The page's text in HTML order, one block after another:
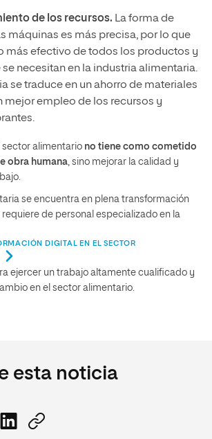
de los recursos. La forma de
máquinas es más precisa, por lo que
más efectivo de todos los productos y
se necesitan en la industria alimentaria.
se traduce en un ahorro de materiales
mejor empleo de los recursos y
sector alimentario no tiene como cometido
obra humana, sino mejorar la calidad y
se encuentra en plena transformación
de personal especializado en la
DIGITAL EN EL SECTOR
ejercer un trabajo altamente cualificado y
en el sector alimentario.
esta noticia